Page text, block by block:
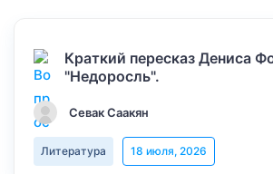
Краткий пересказ Дениса
"Недоросль".
Севак Саакян
Литература 18 июля, 2026